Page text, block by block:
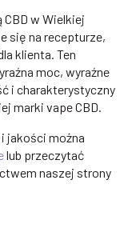
w Wielkiej
się na recepturze,
klienta. Ten
moc, wyraźne
i charakterystyczny
marki vape CBD.
jakości można
lub przeczytać
naszej strony